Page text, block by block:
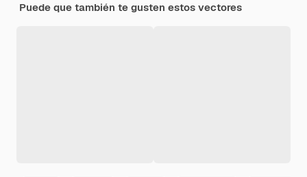
Puede que también te gusten estos vectores